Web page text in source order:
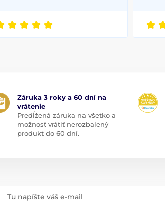
Záruka 3 roky a 60 dní na
vrátenie
Predĺžená záruka na všetko a
možnosť vrátiť nerozbalený
produkt do 60 dní.
Tu napíšte váš e-mail